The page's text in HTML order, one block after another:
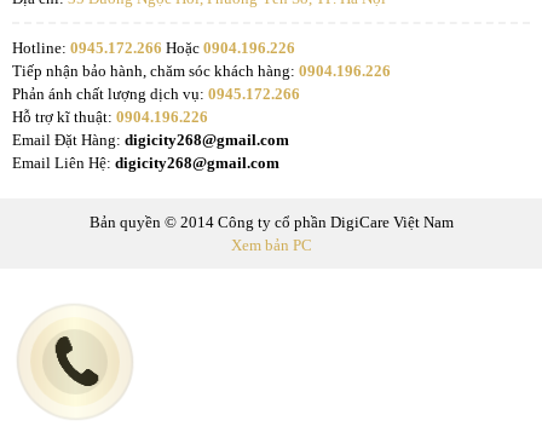
Hotline: 0945.172.266 Hoặc 0904.196.226
Tiếp nhận bảo hành, chăm sóc khách hàng: 0904.196.226
Phản ánh chất lượng dịch vụ: 0945.172.266
Hỗ trợ kĩ thuật: 0904.196.226
Email Đặt Hàng: digicity268@gmail.com
Email Liên Hệ: digicity268@gmail.com
Bản quyền © 2014 Công ty cổ phần DigiCare Việt Nam
Xem bản PC